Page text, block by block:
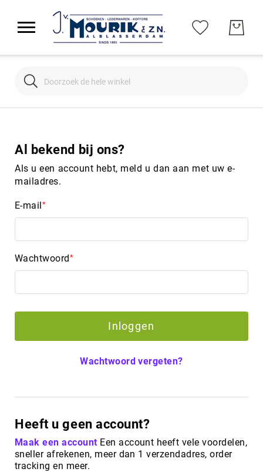
Search
Al bekend bij ons?
Als u een account hebt, meld u dan aan met uw e-
mailadres.
E-mail
Wachtwoord
Inloggen
Wachtwoord vergeten?
Heeft u geen account?
Maak een account Een account heeft vele voordelen,
sneller afrekenen, meer dan 1 verzendadres, order
tracking en meer.